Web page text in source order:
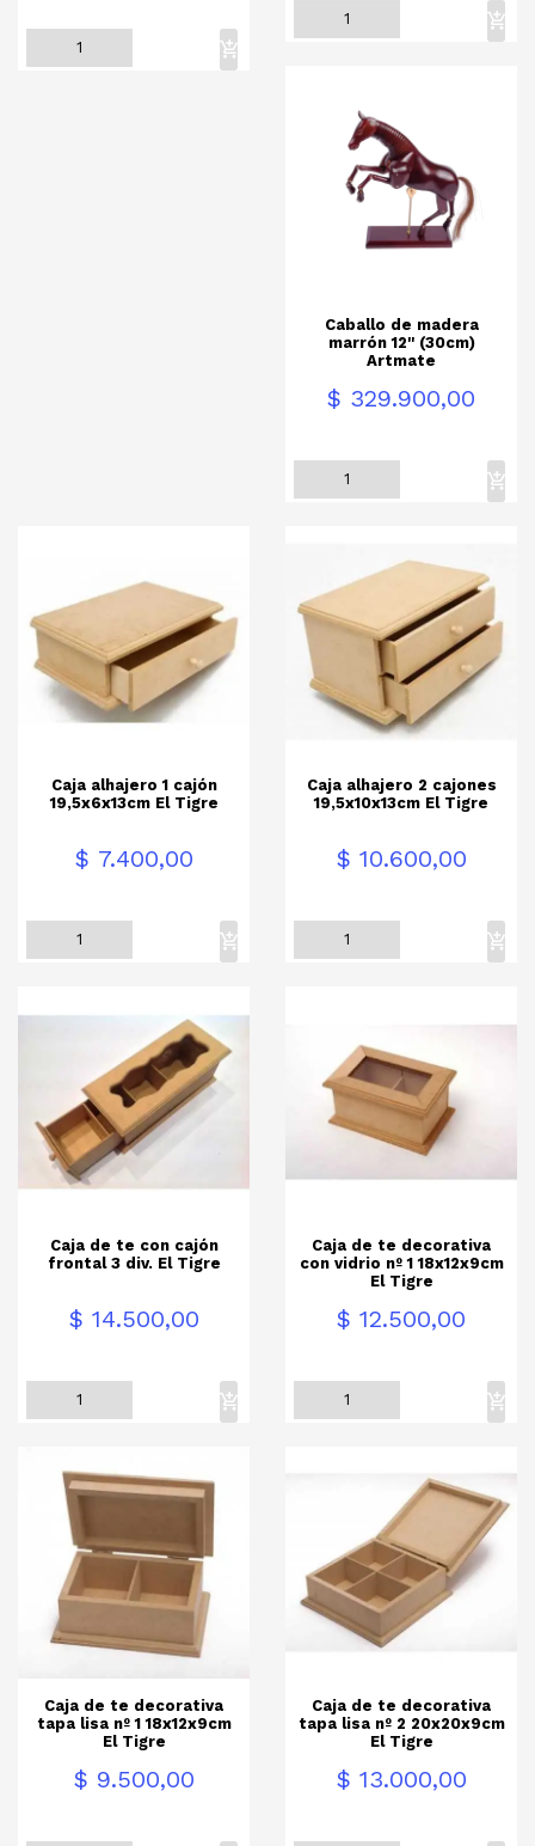
Caballo de madera
marrón 12'' (30cm)
Artmate
Precio$ 329.900,00
Caja alhajero 1 cajón
19,5x6x13cm El Tigre
Precio$ 7.400,00
Caja alhajero 2 cajones
19,5x10x13cm El Tigre
Precio$ 10.600,00
Caja de te con cajón
frontal 3 div. El Tigre
Precio$ 14.500,00
Caja de te decorativa
con vidrio nº 1 18x12x9cm
El Tigre
Precio$ 12.500,00
Caja de te decorativa
tapa lisa nº 1 18x12x9cm
El Tigre
Precio$ 9.500,00
Caja de te decorativa
tapa lisa nº 2 20x20x9cm
El Tigre
Precio$ 13.000,00